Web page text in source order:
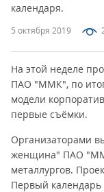
5 октября 2019
календаря.
На этой неделе
ПАО "ММК", по
модели
первые съёмки.
Организаторами
женщина" ПАО
металлургов.
Первый календарь